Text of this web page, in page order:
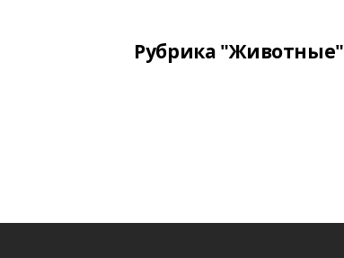
Рубрика "Животные"